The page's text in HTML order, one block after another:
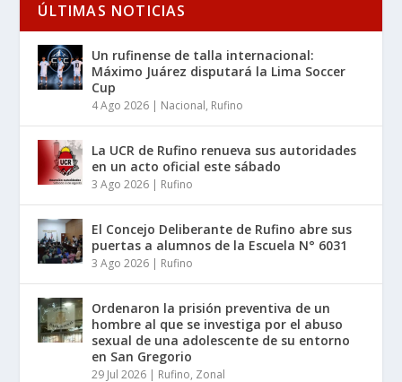
ÚLTIMAS NOTICIAS
Un rufinense de talla internacional:
Máximo Juárez disputará la Lima Soccer
Cup
4 Ago 2026 | Nacional, Rufino
La UCR de Rufino renueva sus autoridades
en un acto oficial este sábado
3 Ago 2026 | Rufino
El Concejo Deliberante de Rufino abre sus
puertas a alumnos de la Escuela N° 6031
3 Ago 2026 | Rufino
Ordenaron la prisión preventiva de un
hombre al que se investiga por el abuso
sexual de una adolescente de su entorno
en San Gregorio
29 Jul 2026 | Rufino, Zonal